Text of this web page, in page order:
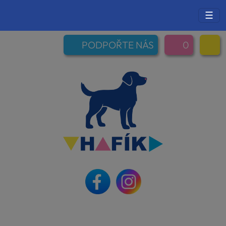
☰
PODPOŘTE NÁS 0